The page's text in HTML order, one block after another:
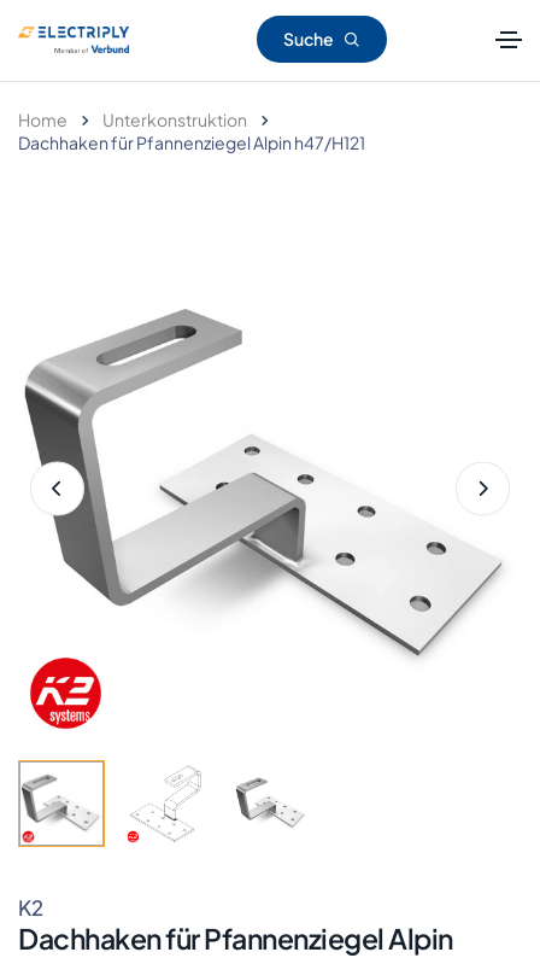
Suche
Home
Unterkonstruktion
Dachhaken für Pfannenziegel Alpin h47/H121
K2
Dachhaken für Pfannenziegel Alpin